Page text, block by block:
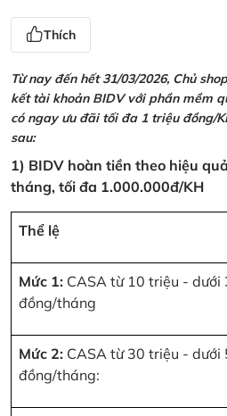
Thích
Từ nay đến hết 31/03/2026, Chủ
kết tài khoản BIDV với phần mềm
có ngay ưu đãi tối đa 1 triệu đồng/
sau:
1) BIDV hoàn tiền theo hiệu
tháng, tối đa 1.000.000đ/KH
Thể lệ
Mức 1: CASA từ 10 triệu - dưới
đồng/tháng
Mức 2: CASA từ 30 triệu - dưới
đồng/tháng: